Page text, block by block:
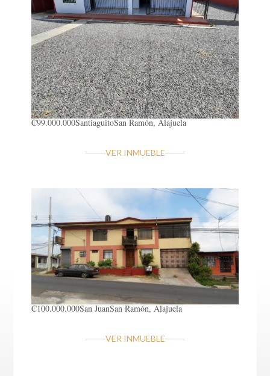
₡99.000.000SantiaguitoSan Ramón, Alajuela
VER INMUEBLE
₡100.000.000San JuanSan Ramón, Alajuela
VER INMUEBLE